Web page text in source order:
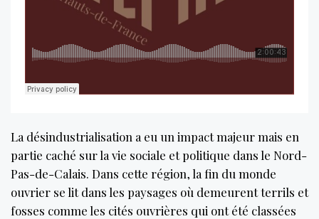
La désindustrialisation a eu un impact majeur mais en
partie caché sur la vie sociale et politique dans le Nord-
Pas-de-Calais. Dans cette région, la fin du monde
ouvrier se lit dans les paysages où demeurent terrils et
fosses comme les cités ouvrières qui ont été classées